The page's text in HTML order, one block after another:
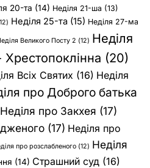
20-та (14) Неділя 21-ша (13)
Неділя 25-та (15) Неділя 27-ма
Великого Посту 2 (12) Неділя
(20)
Всіх Святих (16) Неділя
про Доброго батька
Неділя про Закхея (17)
(17) Неділя про
про розслабленого (12) Неділя
(14) Страшний суд (16)